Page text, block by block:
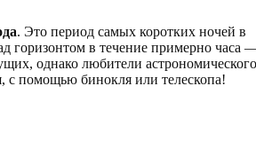
. Это период самых коротких ночей в
горизонтом в течение примерно часа
однако любители астрономического
с помощью бинокля или телескопа!